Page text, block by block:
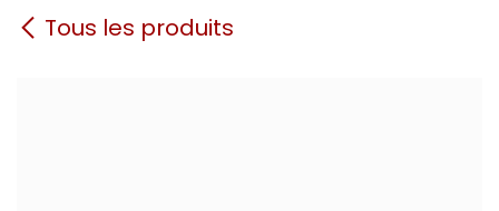
Tous les produits